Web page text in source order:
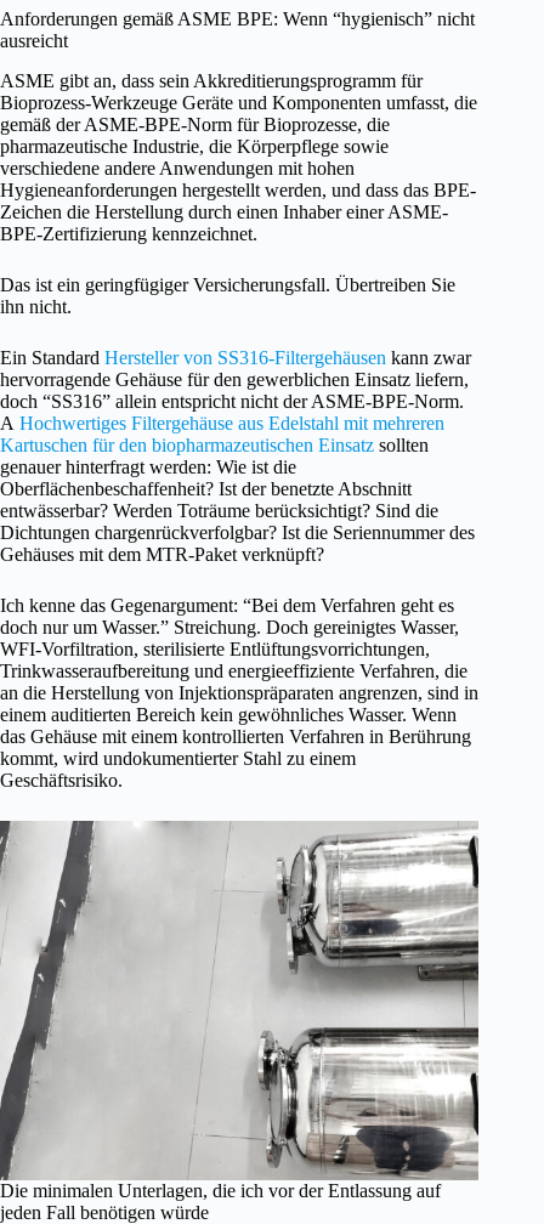
Anforderungen gemäß ASME BPE: Wenn “hygienisch” nicht
ausreicht
ASME gibt an, dass sein Akkreditierungsprogramm für
Bioprozess-Werkzeuge Geräte und Komponenten umfasst, die
gemäß der ASME-BPE-Norm für Bioprozesse, die
pharmazeutische Industrie, die Körperpflege sowie
verschiedene andere Anwendungen mit hohen
Hygieneanforderungen hergestellt werden, und dass das BPE-
Zeichen die Herstellung durch einen Inhaber einer ASME-
BPE-Zertifizierung kennzeichnet.
Das ist ein geringfügiger Versicherungsfall. Übertreiben Sie
ihn nicht.
Ein Standard Hersteller von SS316-Filtergehäusen kann zwar
hervorragende Gehäuse für den gewerblichen Einsatz liefern,
doch “SS316” allein entspricht nicht der ASME-BPE-Norm.
A Hochwertiges Filtergehäuse aus Edelstahl mit mehreren
Kartuschen für den biopharmazeutischen Einsatz sollten
genauer hinterfragt werden: Wie ist die
Oberflächenbeschaffenheit? Ist der benetzte Abschnitt
entwässerbar? Werden Toträume berücksichtigt? Sind die
Dichtungen chargenrückverfolgbar? Ist die Seriennummer des
Gehäuses mit dem MTR-Paket verknüpft?
Ich kenne das Gegenargument: “Bei dem Verfahren geht es
doch nur um Wasser.” Streichung. Doch gereinigtes Wasser,
WFI-Vorfiltration, sterilisierte Entlüftungsvorrichtungen,
Trinkwasseraufbereitung und energieeffiziente Verfahren, die
an die Herstellung von Injektionspräparaten angrenzen, sind in
einem auditierten Bereich kein gewöhnliches Wasser. Wenn
das Gehäuse mit einem kontrollierten Verfahren in Berührung
kommt, wird undokumentierter Stahl zu einem
Geschäftsrisiko.
Die minimalen Unterlagen, die ich vor der Entlassung auf
jeden Fall benötigen würde